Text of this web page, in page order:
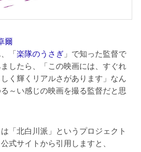
爾
「 楽隊のうさぎ」で知った監督で
したら、「この映画には、すぐれ
く輝くリアルさがあります」なん
～い感じの映画を撮る監督だと思
「北白川派」というプロジェクト
式サイトから引用しますと、